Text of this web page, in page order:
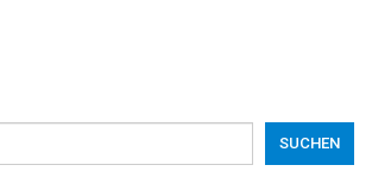
SUCHEN